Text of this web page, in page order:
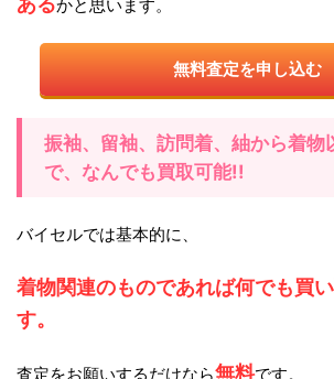
かと思います。
無料査定を申し込む
振袖、留袖、訪問着、紬から着物
で、なんでも買取可能!!
バイセルでは基本的に、
着物関連のものであれば何でも買
す。
査定をお願いするだけなら無料です。